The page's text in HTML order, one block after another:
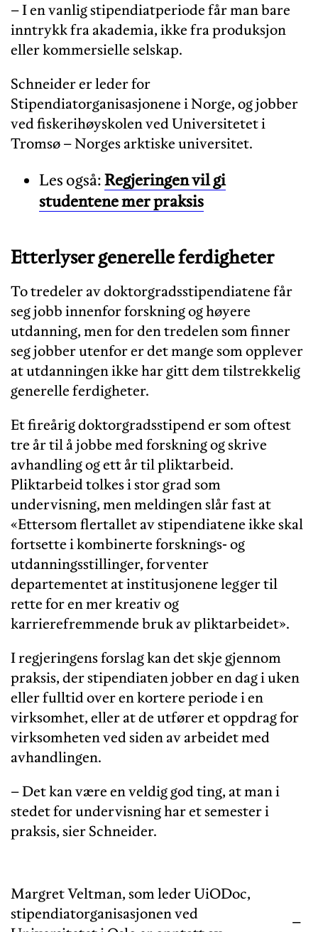
– I en vanlig stipendiatperiode får man bare
inntrykk fra akademia, ikke fra produksjon
eller kommersielle selskap.
Schneider er leder for
Stipendiatorganisasjonene i Norge, og jobber
ved fiskerihøyskolen ved Universitetet i
Tromsø – Norges arktiske universitet.
Les også:Regjeringen vil gi
studentene mer praksis
Etterlyser generelle ferdigheter
To tredeler av doktorgradsstipendiatene får
seg jobb innenfor forskning og høyere
utdanning, men for den tredelen som finner
seg jobber utenfor er det mange som opplever
at utdanningen ikke har gitt dem tilstrekkelig
generelle ferdigheter.
Et fireårig doktorgradsstipend er som oftest
tre år til å jobbe med forskning og skrive
avhandling og ett år til pliktarbeid.
Pliktarbeid tolkes i stor grad som
undervisning, men meldingen slår fast at
«Ettersom flertallet av stipendiatene ikke skal
fortsette i kombinerte forsknings- og
utdanningsstillinger, forventer
departementet at institusjonene legger til
rette for en mer kreativ og
karrierefremmende bruk av pliktarbeidet».
I regjeringens forslag kan det skje gjennom
praksis, der stipendiaten jobber en dag i uken
eller fulltid over en kortere periode i en
virksomhet, eller at de utfører et oppdrag for
virksomheten ved siden av arbeidet med
avhandlingen.
– Det kan være en veldig god ting, at man i
stedet for undervisning har et semester i
praksis, sier Schneider.
–
Margret Veltman, som leder UiODoc,
stipendiatorganisasjonen ved